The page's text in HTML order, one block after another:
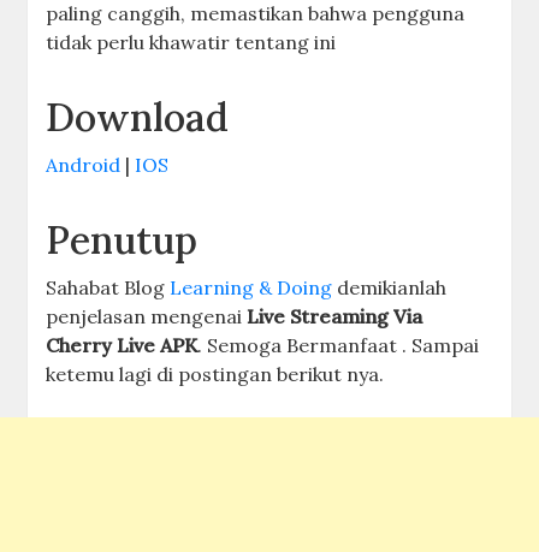
paling canggih, memastikan bahwa pengguna
tidak perlu khawatir tentang ini
Download
Android | IOS
Penutup
Sahabat Blog Learning & Doing demikianlah
penjelasan mengenaiLive Streaming Via
Cherry Live APK. Semoga Bermanfaat . Sampai
ketemu lagi di postingan berikut nya.